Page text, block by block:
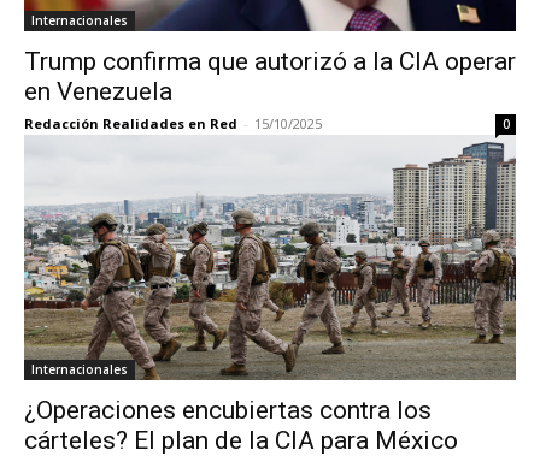
Internacionales
Trump confirma que autorizó a la CIA operar
en Venezuela
Redacción Realidades en Red - 15/10/2025 0
Internacionales
¿Operaciones encubiertas contra los
cárteles? El plan de la CIA para México